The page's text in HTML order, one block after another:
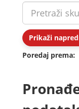
Prikaži
Poredaj prema